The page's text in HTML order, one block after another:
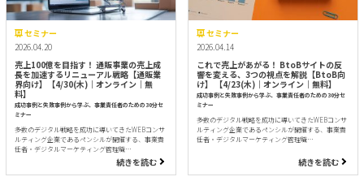
セミナー
2026.04.20
売上100億を目指す！ 通販事業の売上成
長を加速するリニューアル戦略【通販業
界向け】【4/30(木)｜オンライン｜無
料】
成功事例と失敗事例から学ぶ、事業責任者のための30分セ
ミナー
多数のデジタル戦略を成功に導いてきたWEBコンサ
ルティング企業であるペンシルが開催する、事業責
任者・デジタルマーケティング管理職…
続きを読む
セミナー
2026.04.14
これで売上があがる！ BtoBサイトの反
響を変える、3つの視点を解説【BtoB向
け】 【4/23(木)｜オンライン｜無料】
成功事例と失敗事例から学ぶ、事業責任者のための30分セ
ミナー
多数のデジタル戦略を成功に導いてきたWEBコンサ
ルティング企業であるペンシルが開催する、事業責
任者・デジタルマーケティング管理職…
続きを読む